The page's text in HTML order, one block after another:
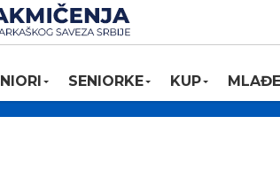
SENIORKE KUP